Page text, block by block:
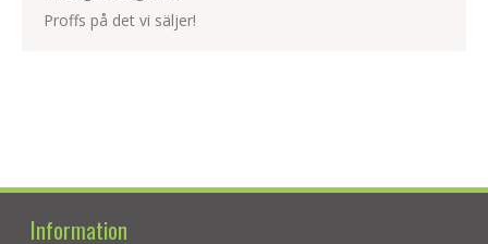
Proffs på det vi säljer!
Information